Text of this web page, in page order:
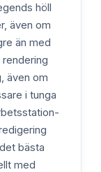
höll
även om
än med
även om
i tunga
bästa
med